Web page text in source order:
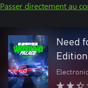
Passer directement au
Need
Edition